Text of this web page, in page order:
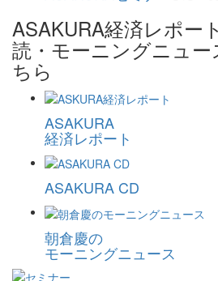
ASAKURA経済レポー
読・モーニングニュー
ちら
ASAKURA
経済レポート
ASAKURA CD
朝倉慶の
モーニングニュース